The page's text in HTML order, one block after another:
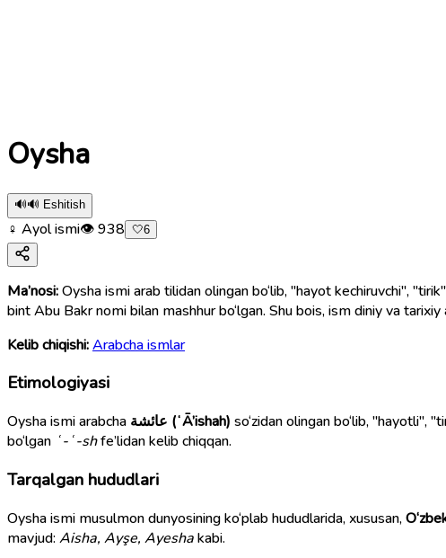
Oysha
🔊🔊 Eshitish
♀ Ayol ismi👁938 🤍6
Ma’nosi:Oysha ismi arab tilidan olingan bo‘lib, "hayot kechiruvchi",
bint Abu Bakr nomi bilan mashhur bo‘lgan. Shu bois, ism diniy va
Kelib chiqishi:Arabcha ismlar
Etimologiyasi
Oysha ismi arabcha عائشة (ʻĀ’ishah) so‘zidan olingan bo‘lib, "hayotli",
bo‘lgan ʿ-ʿ-shfe’lidan kelib chiqqan.
Tarqalgan hududlari
Oysha ismi musulmon dunyosining ko‘plab hududlarida, xususan,
mavjud: Aisha, Ayşe, Ayeshakabi.